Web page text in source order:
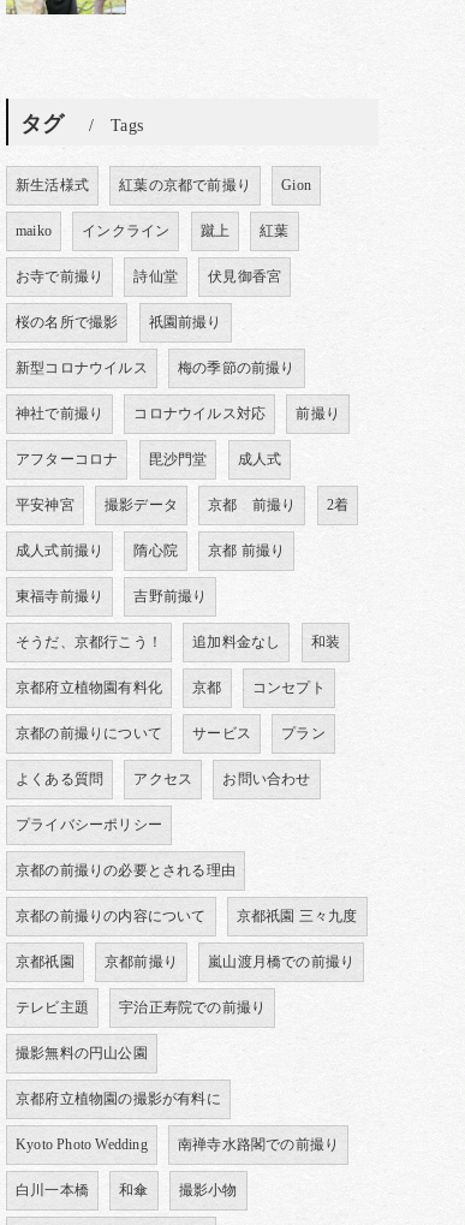
タグ Tags
新生活様式 紅葉の京都で前撮り Gion
maiko インクライン 蹴上 紅葉
お寺で前撮り 詩仙堂 伏見御香宮
桜の名所で撮影 祇園前撮り
新型コロナウイルス 梅の季節の前撮り
神社で前撮り コロナウイルス対応 前撮り
アフターコロナ 毘沙門堂 成人式
平安神宮 撮影データ 京都 前撮り 2着
成人式前撮り 隋心院 京都 前撮り
東福寺前撮り 吉野前撮り
そうだ、京都行こう！ 追加料金なし 和装
京都府立植物園有料化 京都 コンセプト
京都の前撮りについて サービス プラン
よくある質問 アクセス お問い合わせ
プライバシーポリシー
京都の前撮りの必要とされる理由
京都の前撮りの内容について 京都祇園 三々九度
京都祇園 京都前撮り 嵐山渡月橋での前撮り
テレビ主題 宇治正寿院での前撮り
撮影無料の円山公園
京都府立植物園の撮影が有料に
Kyoto Photo Wedding 南禅寺水路閣での前撮り
白川一本橋 和傘 撮影小物